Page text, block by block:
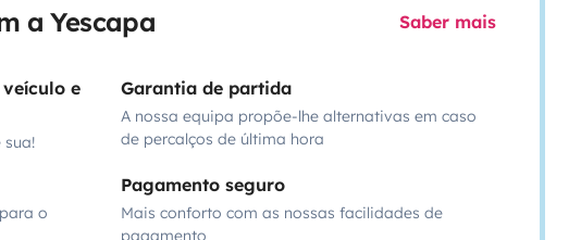
a Yescapa Saber mais
e
sua!
Garantia de partida
A nossa equipa propõe-lhe alternativas em caso
de percalços de última hora
o
Pagamento seguro
Mais conforto com as nossas facilidades de
pagamento